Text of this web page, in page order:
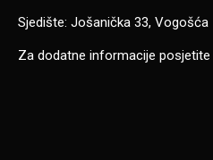
Sjedište: Jošanička 33, Vogošća
Za dodatne informacije posjetite